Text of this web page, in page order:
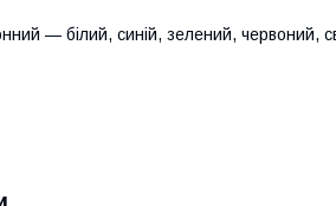
— білий, синій, зелений, червоний,